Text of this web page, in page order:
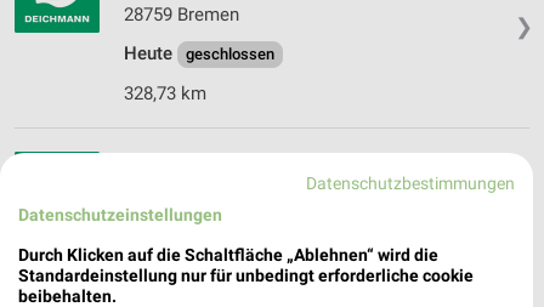
❯
28759 Bremen
Heute
geschlossen
328,73 km
28832 Achim
Heute geschlossen
Datenschutzbestimmungen
Datenschutzeinstellungen
Durch Klicken auf die Schaltfläche „Ablehnen“ wird die
Standardeinstellung nur für unbedingt erforderliche cookie
beibehalten.